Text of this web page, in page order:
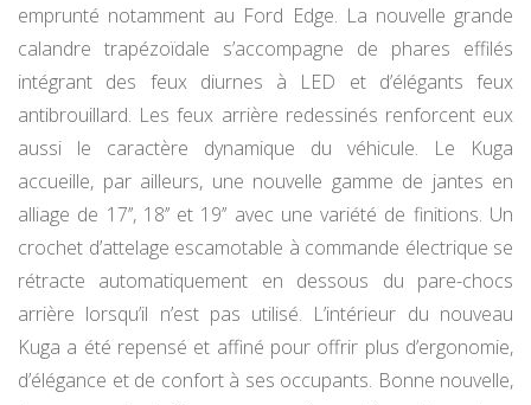
emprunté notamment au Ford Edge. La nouvelle grande
calandre trapézoïdale s’accompagne de phares effilés
intégrant des feux diurnes à LED et d’élégants feux
antibrouillard. Les feux arrière redessinés renforcent eux
aussi le caractère dynamique du véhicule. Le Kuga
accueille, par ailleurs, une nouvelle gamme de jantes en
alliage de 17’’, 18’’ et 19’’ avec une variété de finitions. Un
crochet d’attelage escamotable à commande électrique se
rétracte automatiquement en dessous du pare-chocs
arrière lorsqu’il n’est pas utilisé. L’intérieur du nouveau
Kuga a été repensé et affiné pour offrir plus d’ergonomie,
d’élégance et de confort à ses occupants. Bonne nouvelle,